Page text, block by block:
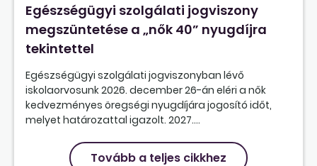
Egészségügyi szolgálati jogviszony
megszüntetése a „nők 40” nyugdíjra
tekintettel
Egészségügyi szolgálati jogviszonyban lévő
iskolaorvosunk 2026. december 26-án eléri a nők
kedvezményes öregségi nyugdíjára jogosító időt,
melyet határozattal igazolt. 2027....
Tovább a teljes cikkhez